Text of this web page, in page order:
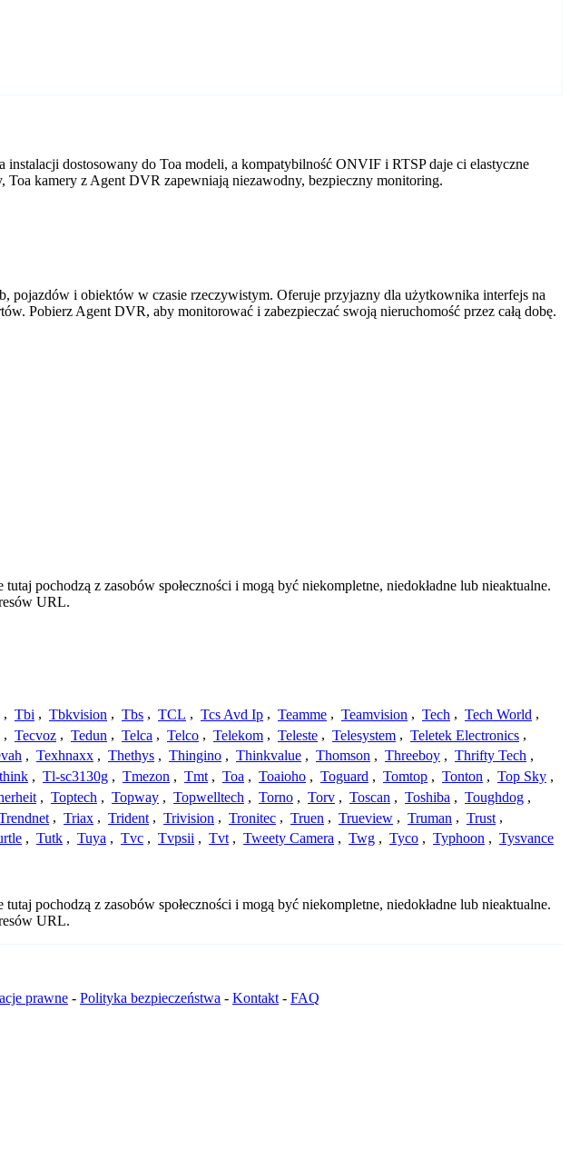
dostosowany do Toa modeli, a kompatybilność ONVIF i RTSP daje ci elastyczne
Toa kamery z Agent DVR zapewniają niezawodny, bezpieczny monitoring.
pojazdów i obiektów w czasie rzeczywistym. Oferuje przyjazny dla użytkownika interfejs na
Pobierz Agent DVR, aby monitorować i zabezpieczać swoją nieruchomość przez całą dobę.
pochodzą z zasobów społeczności i mogą być niekompletne, niedokładne lub nieaktualne.
URL.
, Tbi , Tbkvision , Tbs , TCL , Tcs Avd Ip , Teamme , Teamvision , Tech , Tech World ,
, Tecvoz , Tedun , Telca , Telco , Telekom , Teleste , Telesystem , Teletek Electronics ,
, Texhnaxx , Thethys , Thingino , Thinkvalue , Thomson , Threeboy , Thrifty Tech ,
, Tl-sc3130g , Tmezon , Tmt , Toa , Toaioho , Toguard , Tomtop , Tonton , Top Sky ,
, Toptech , Topway , Topwelltech , Torno , Torv , Toscan , Toshiba , Toughdog ,
, Triax , Trident , Trivision , Tronitec , Truen , Trueview , Truman , Trust ,
, Tutk , Tuya , Tvc , Tvpsii , Tvt , Tweety Camera , Twg , Tyco , Typhoon , Tysvance
pochodzą z zasobów społeczności i mogą być niekompletne, niedokładne lub nieaktualne.
URL.
prawne - Polityka bezpieczeństwa - Kontakt - FAQ